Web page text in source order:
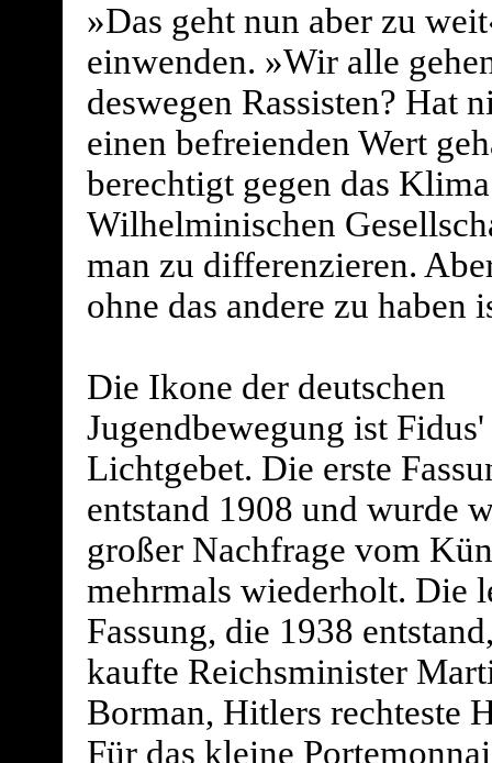
»Das geht nun aber zu
einwenden. »Wir alle
deswegen Rassisten? Hat
einen befreienden Wert
berechtigt gegen das
Wilhelminischen
man zu differenzieren.
ohne das andere zu haben
Die Ikone der deutschen
Jugendbewegung ist Fidus'
Lichtgebet. Die erste
entstand 1908 und wurde
großer Nachfrage vom
mehrmals wiederholt. Die
Fassung, die 1938
kaufte Reichsminister
Borman, Hitlers rechteste
Für das kleine